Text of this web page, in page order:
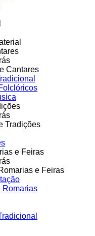
Cantares
Tradições
e Feiras
e Feiras
Romarias